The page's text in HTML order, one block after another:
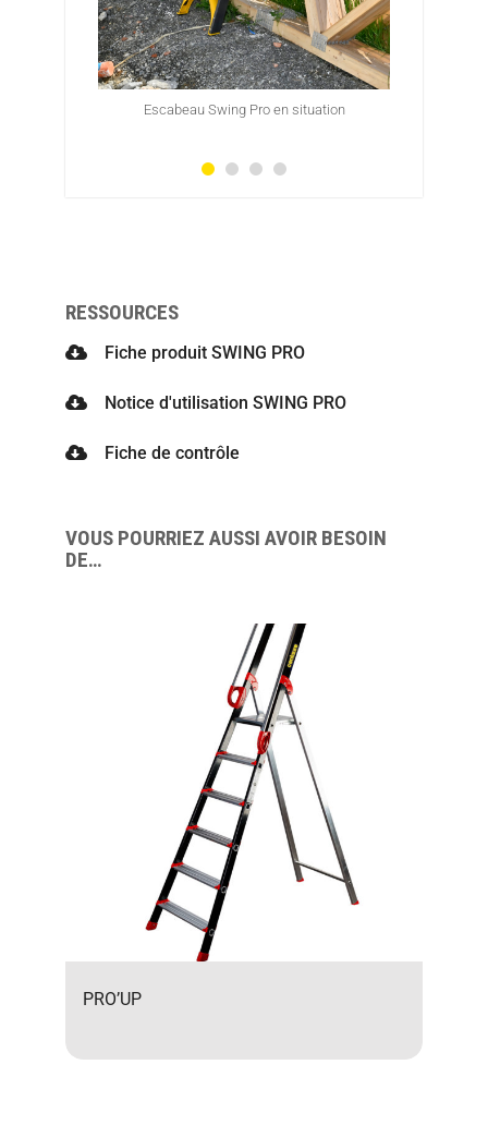
Escabeau Swing Pro en situation
RESSOURCES
Fiche produit SWING PRO
Notice d'utilisation SWING PRO
Fiche de contrôle
VOUS POURRIEZ AUSSI AVOIR BESOIN
DE…
PRO’UP